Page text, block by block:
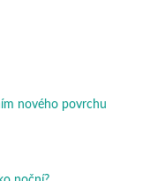
nového povrchu